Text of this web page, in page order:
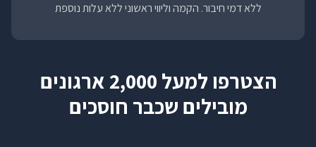
ללא דמי חיבור. הקמה וליווי ראשוני ללא עלות נוספת
הצטרפו למעל 2,000 ארגונים
מובילים שכבר חוסכים